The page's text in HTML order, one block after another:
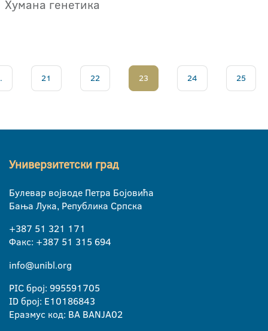
Хумана генетика
21 22 23 24 25
Универзитетски град
Булевар војводе Петра Бојовића
Бања Лука, Република Српска
+387 51 321 171
Факс: +387 51 315 694
info@unibl.org
PIC број: 995591705
ID број: E10186843
Еразмус код: BA BANJA02